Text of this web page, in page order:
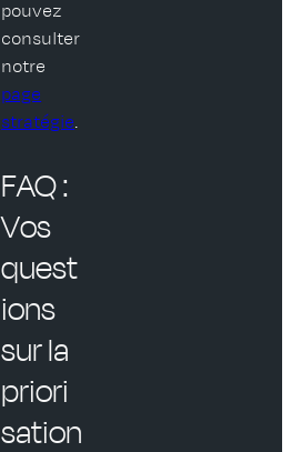
pouvez
consulter
notre
page
stratégie
FAQ :
Vos
quest
ions
sur la
priori
sation